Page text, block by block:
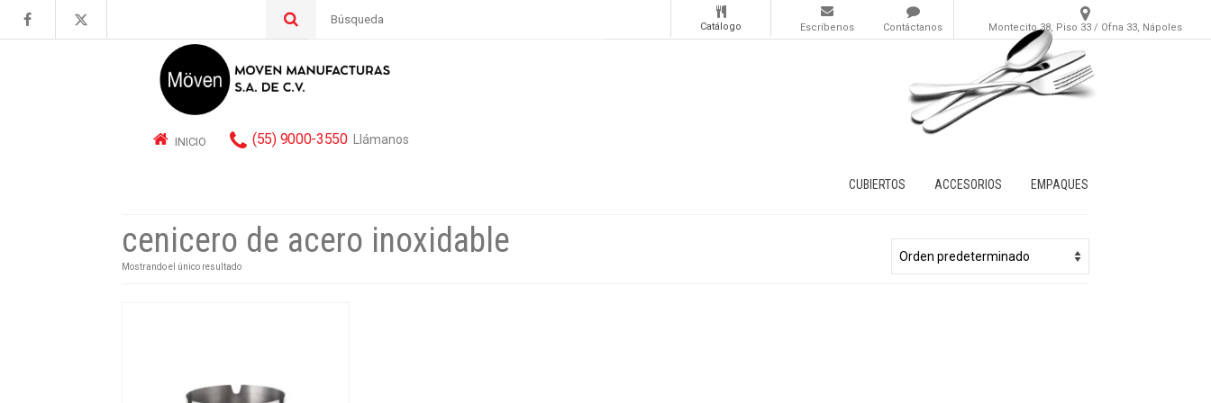
por:
Montecito 38, Piso 33 / Ofna 33, Nápoles
Contáctanos
Escríbenos
Catálogo
INICIO (55) 9000-3550 Llámanos
CUBIERTOS ACCESORIOS EMPAQUES
cenicero de acero inoxidable
Mostrando el único resultado